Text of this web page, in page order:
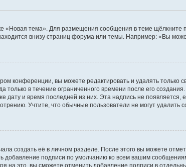
«Новая тема». Для размещения сообщения в теме щёлкните
внизу страниц форума или темы. Например: «Вы
конференции, вы можете редактировать и удалять
только в течение ограниченного времени после его
дату и время последней из них. Эта надпись не
Учтите, что обычные пользователи не могут удалить
создать её в личном разделе. После этого вы можете
добавление подписи по умолчанию ко всем вашим
на это, вы сможете отменить добавление подписи в